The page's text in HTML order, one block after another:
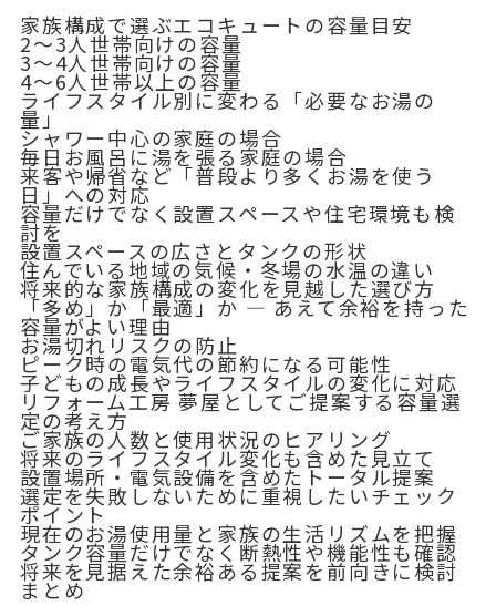
家族構成で選ぶエコキュートの容量目安
2〜3人世帯向けの容量
3〜4人世帯向けの容量
4〜6人世帯以上の容量
ライフスタイル別に変わる「必要なお湯の
量」
シャワー中心の家庭の場合
毎日お風呂に湯を張る家庭の場合
来客や帰省など「普段より多くお湯を使う
日」への対応
容量だけでなく設置スペースや住宅環境も検
討を
設置スペースの広さとタンクの形状
住んでいる地域の気候・冬場の水温の違い
将来的な家族構成の変化を見越した選び方
「多め」か「最適」か — あえて余裕を持った
容量がよい理由
お湯切れリスクの防止
ピーク時の電気代の節約になる可能性
子どもの成長やライフスタイルの変化に対応
リフォーム工房 夢屋としてご提案する容量選
定の考え方
ご家族の人数と使用状況のヒアリング
将来のライフスタイル変化も含めた見立て
設置場所・電気設備を含めたトータル提案
選定を失敗しないために重視したいチェック
ポイント
現在のお湯使用量と家族の生活リズムを把握
タンク容量だけでなく断熱性や機能性も確認
将来を見据えた余裕ある提案を前向きに検討
まとめ